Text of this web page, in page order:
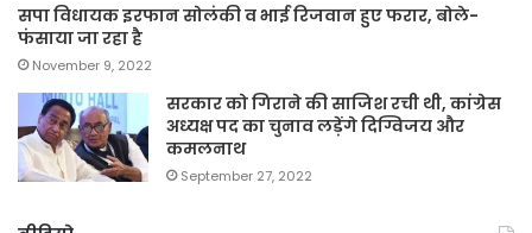
सपा विधायक इरफान सोलंकी व भाई रिजवान हुए फरार, बोले-
फंसाया जा रहा है
November 9, 2022
सरकार को गिराने की साजिश रची थी, कांग्रेस
अध्यक्ष पद का चुनाव लड़ेंगे दिग्विजय और
कमलनाथ
September 27, 2022